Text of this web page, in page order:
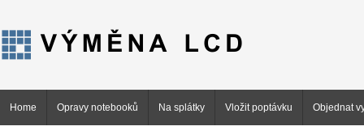
Home Opravy notebooků Na splátky Vložit poptávku Objednat